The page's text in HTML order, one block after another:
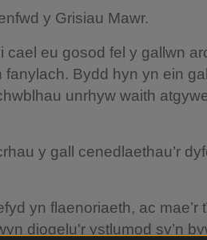
y Grisiau Mawr.
cael eu gosod fel y gallwn
Bydd hyn yn ein
unrhyw waith
y gall cenedlaethau’r
yn flaenoriaeth, ac mae’r
diogelu'r ystlumod sy’n